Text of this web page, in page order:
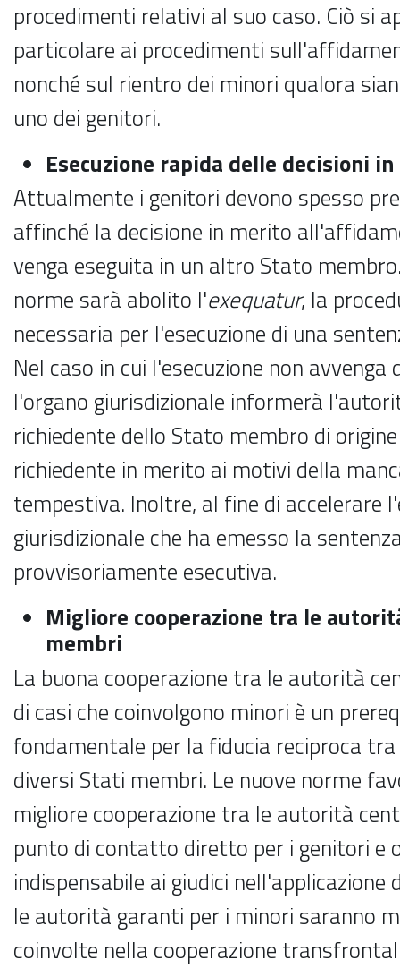
procedimenti relativi al suo caso. Ciò si
particolare ai procedimenti
nonché sul rientro dei minori qualora
uno dei genitori.
Esecuzione rapida delle decisioni
Attualmente i genitori devono spesso
affinché la decisione in merito
venga eseguita in un altro Stato
norme sarà abolito l'exequatur, la
necessaria per l'esecuzione di una
Nel caso in cui l'esecuzione non
l'organo giurisdizionale informerà
richiedente dello Stato membro di
richiedente in merito ai motivi della
tempestiva. Inoltre, al fine di accelerare
giurisdizionale che ha emesso la
provvisoriamente esecutiva.
Migliore cooperazione tra le
membri
La buona cooperazione tra le autorità
di casi che coinvolgono minori è un
fondamentale per la fiducia reciproca
diversi Stati membri. Le nuove norme
migliore cooperazione tra le autorità
punto di contatto diretto per i genitori e
indispensabile ai giudici nell'applicazione
le autorità garanti per i minori saranno
coinvolte nella cooperazione